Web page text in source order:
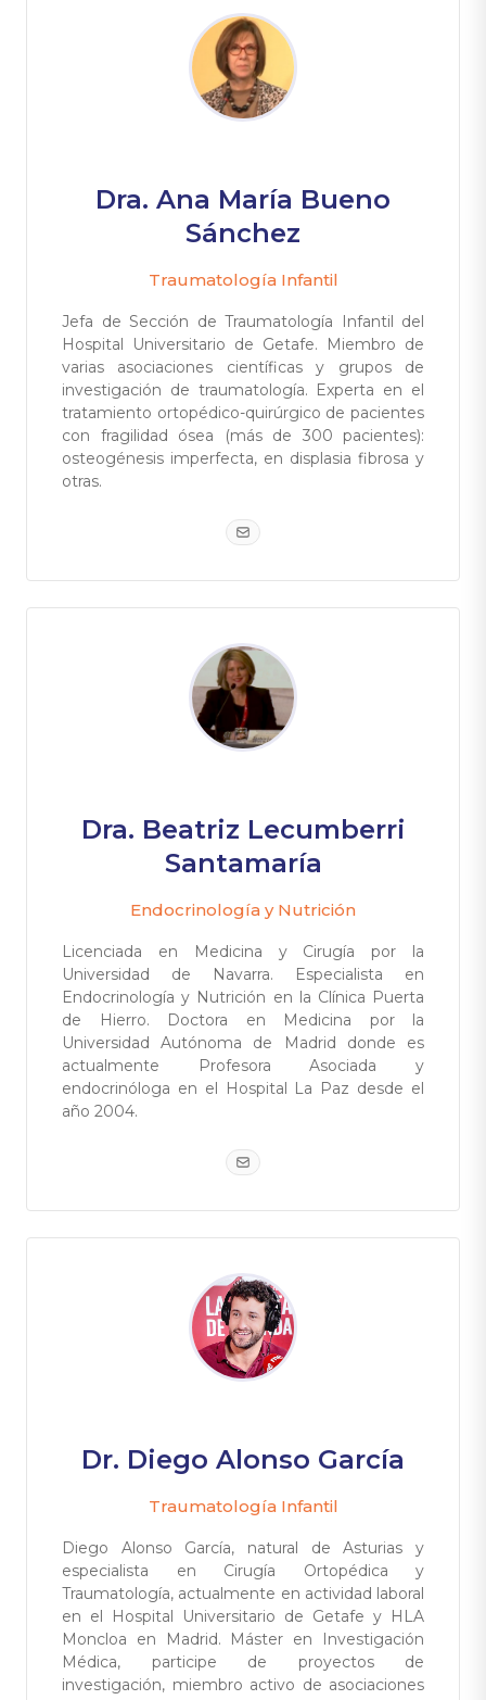
Dra. Ana María Bueno
Sánchez
Traumatología Infantil
Jefa de Sección de Traumatología Infantil del
Hospital Universitario de Getafe. Miembro de
varias asociaciones científicas y grupos de
investigación de traumatología. Experta en el
tratamiento ortopédico-quirúrgico de pacientes
con fragilidad ósea (más de 300 pacientes):
osteogénesis imperfecta, en displasia fibrosa y
otras.
Dra. Beatriz Lecumberri
Santamaría
Endocrinología y Nutrición
Licenciada en Medicina y Cirugía por la
Universidad de Navarra. Especialista en
Endocrinología y Nutrición en la Clínica Puerta
de Hierro. Doctora en Medicina por la
Universidad Autónoma de Madrid donde es
actualmente Profesora Asociada y
endocrinóloga en el Hospital La Paz desde el
año 2004.
Dr. Diego Alonso García
Traumatología Infantil
Diego Alonso García, natural de Asturias y
especialista en Cirugía Ortopédica y
Traumatología, actualmente en actividad laboral
en el Hospital Universitario de Getafe y HLA
Moncloa en Madrid. Máster en Investigación
Médica, participe de proyectos de
investigación, miembro activo de asociaciones